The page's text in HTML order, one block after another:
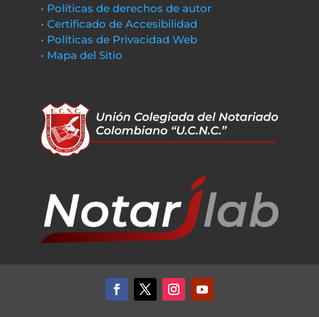
• Políticas de derechos de autor
• Certificado de Accesibilidad
• Políticas de Privacidad Web
• Mapa del Sitio